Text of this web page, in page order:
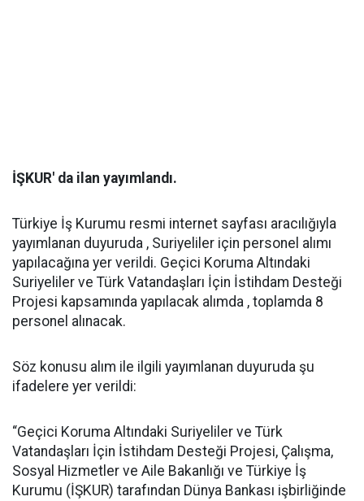
İŞKUR' da ilan yayımlandı.
Türkiye İş Kurumu resmi internet sayfası aracılığıyla
yayımlanan duyuruda , Suriyeliler için personel alımı
yapılacağına yer verildi. Geçici Koruma Altındaki
Suriyeliler ve Türk Vatandaşları İçin İstihdam Desteği
Projesi kapsamında yapılacak alımda , toplamda 8
personel alınacak.
Söz konusu alım ile ilgili yayımlanan duyuruda şu
ifadelere yer verildi:
“Geçici Koruma Altındaki Suriyeliler ve Türk
Vatandaşları İçin İstihdam Desteği Projesi, Çalışma,
Sosyal Hizmetler ve Aile Bakanlığı ve Türkiye İş
Kurumu (İŞKUR) tarafından Dünya Bankası işbirliğinde